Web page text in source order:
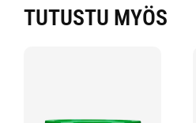
TUTUSTU MYÖS